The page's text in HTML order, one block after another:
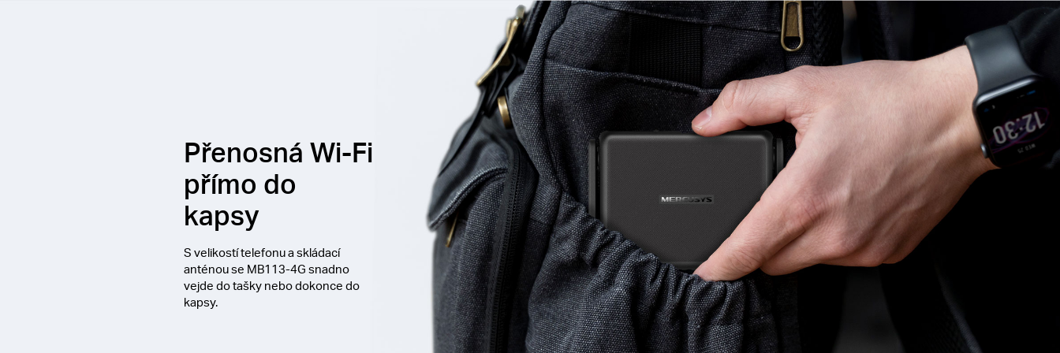
Přenosná Wi-Fi
přímo do
kapsy
S velikostí telefonu a skládací
anténou se MB113-4G snadno
vejde do tašky nebo dokonce do
kapsy.